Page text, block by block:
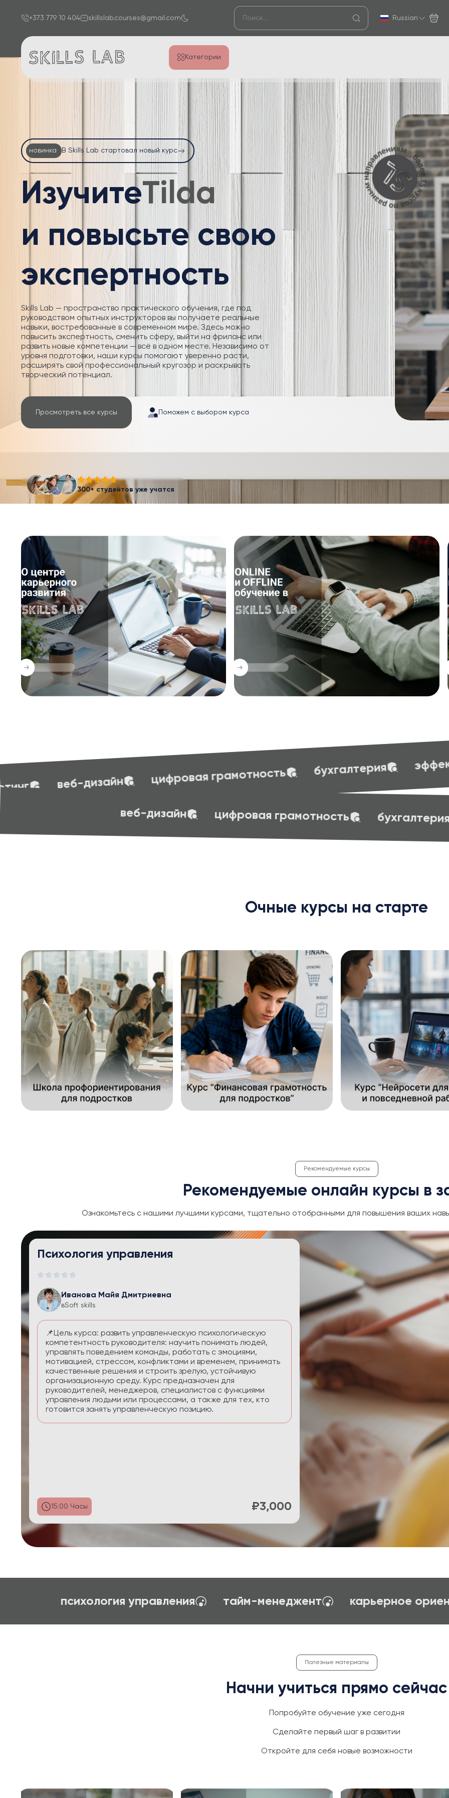
+373 779 10 404 skillslab.courses@gmail.com Russian
Категории
новинка В Skills Lab стартовал новый курс
ИзучитеWord
и повысьте свою
экспертность
Skills Lab — пространство практического обучения, где под
руководством опытных инструкторов вы получаете реальные
навыки, востребованные в современном мире. Здесь можно
повысить экспертность, сменить сферу, выйти на фриланс или
развить новые компетенции — всё в одном месте. Независимо от
уровня подготовки, наши курсы помогают уверенно расти,
расширять свой профессиональный кругозор и раскрывать
творческий потенциал.
Просмотреть все курсы Поможем с выбором курса
300+ студентов уже учатся
цифровая грамотность бухгалтерия эффективные презентации
эффективные презентации soft skills маркетинг веб-дизайн
Очные курсы на старте
Рекомендуемые курсы
Рекомендуемые онлайн курсы в
Ознакомьтесь с нашими лучшими курсами, тщательно отобранными для повышения ваших
Тайм-менеджмент и личная эффективность
Иванова Майя Дмитриевна
вSoft skills
Курс помогает выстроить систему управления временем без
перегруза и чувства вины. Вы научитесь расставлять
приоритеты, планировать реалистично, сохранять фокус и
управлять энергией в условиях многозадачности.
29:58 Часы ₽900
первый шаг в профессию создание сайтов на TILDA
Полезные материалы
Начни учиться прямо сейчас
Попробуйте обучение уже сегодня
Сделайте первый шаг в развитии
Откройте для себя новые возможности